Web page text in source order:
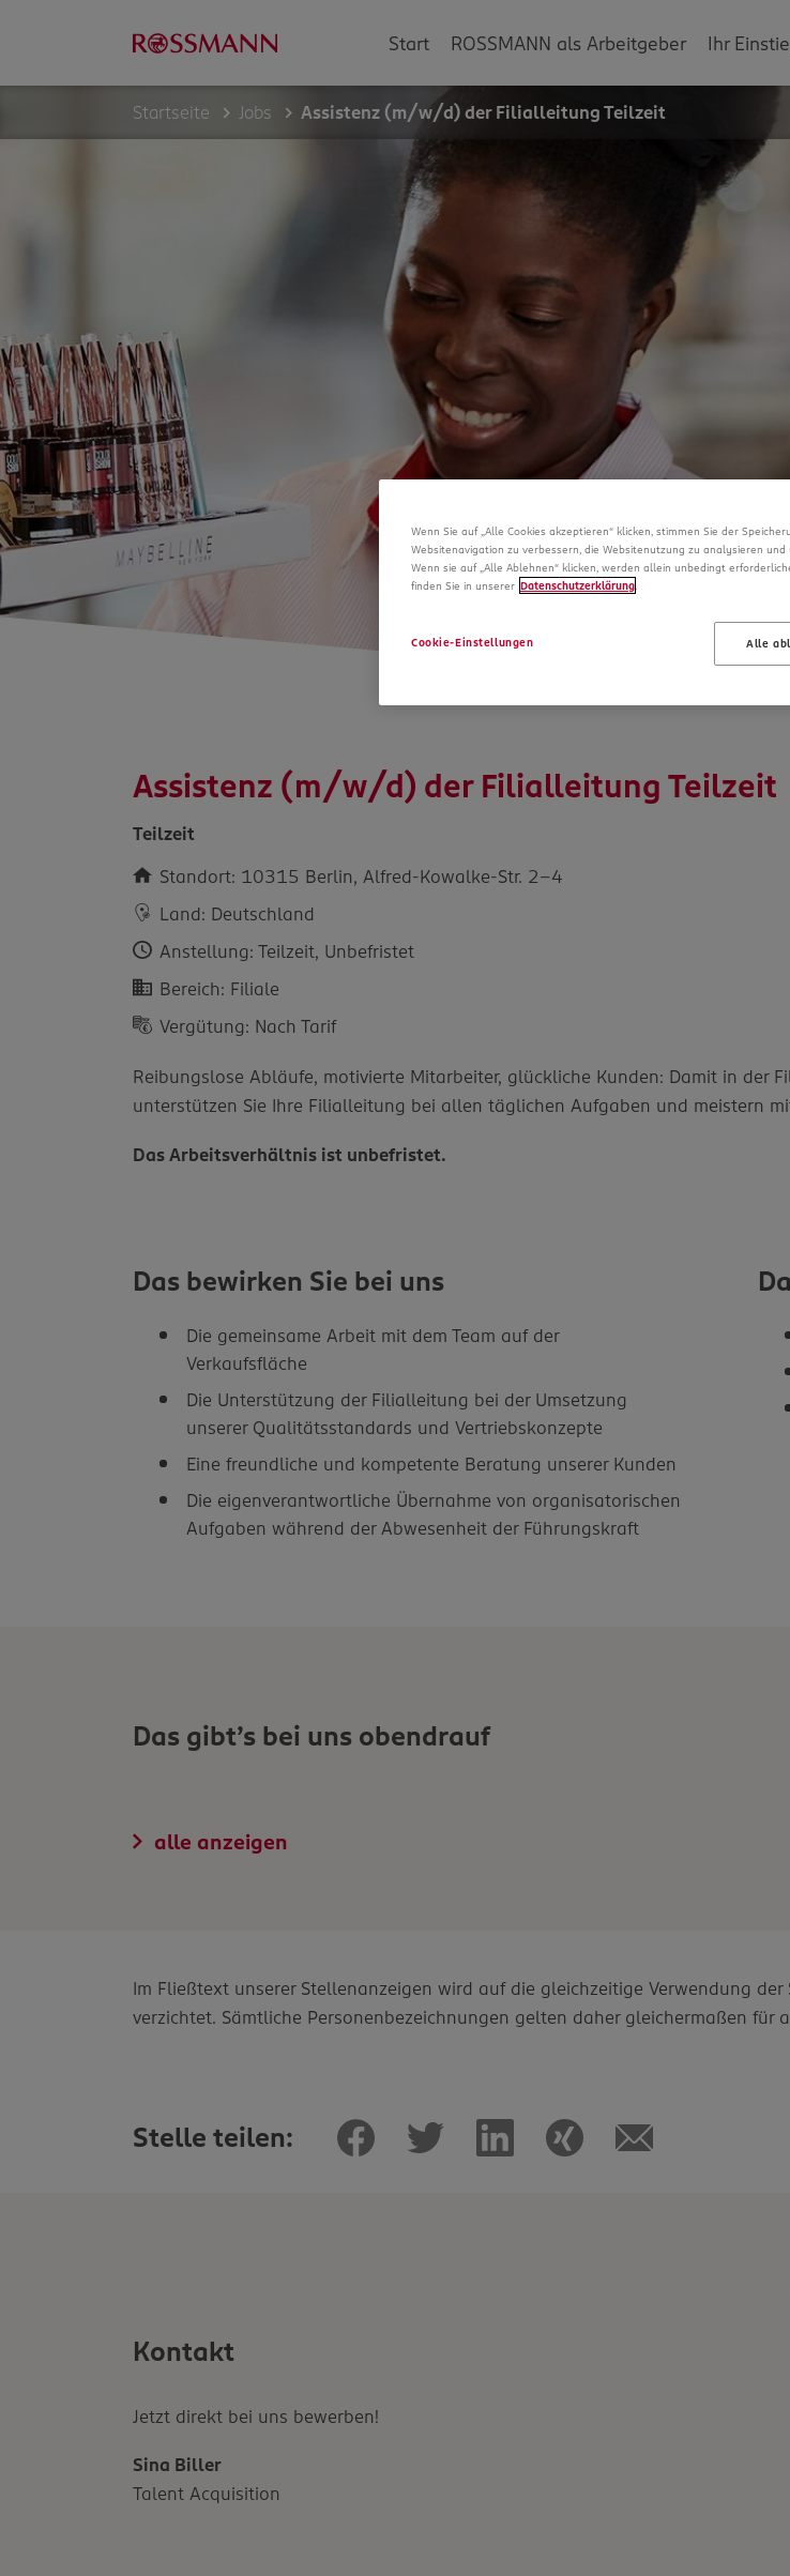
Start ROSSMANN als Arbeitgeber Ihr
Startseite Jobs Assistenz (m/w/d) der Filialleitung Teilzeit
Assistenz (m/w/d) der Filialleitung Teilzeit
Teilzeit
Standort: 10315 Berlin, Alfred-Kowalke-Str. 2-4
Land: Deutschland
Anstellung: Teilzeit, Unbefristet
Bereich: Filiale
Vergütung: Nach Tarif
Reibungslose Abläufe, motivierte Mitarbeiter, glückliche Kunden: Damit in der
unterstützen Sie Ihre Filialleitung bei allen täglichen Aufgaben und meistern
Das Arbeitsverhältnis ist unbefristet.
Das bewirken Sie bei uns
Die gemeinsame Arbeit mit dem Team auf der
Verkaufsfläche
Die Unterstützung der Filialleitung bei der Umsetzung
unserer Qualitätsstandards und Vertriebskonzepte
Eine freundliche und kompetente Beratung unserer Kunden
Die eigenverantwortliche Übernahme von organisatorischen
Aufgaben während der Abwesenheit der Führungskraft
Das gibt’s bei uns obendrauf
alle anzeigen
Im Fließtext unserer Stellenanzeigen wird auf die gleichzeitige Verwendung
verzichtet. Sämtliche Personenbezeichnungen gelten daher gleichermaßen für
Stelle teilen:
Kontakt
Jetzt direkt bei uns bewerben!
Sina Biller
Talent Acquisition
Wenn Sie auf „Alle Cookies akzeptieren“ klicken, stimmen Sie der
Websitenavigation zu verbessern, die Websitenutzung zu analysieren
Wenn sie auf „Alle Ablehnen“ klicken, werden allein unbedingt
finden Sie in unserer Datenschutzerklärung.
Alle
Cookie-Einstellungen